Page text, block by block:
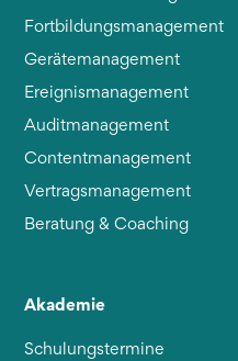
Fortbildungsmanagement
Gerätemanagement
Ereignismanagement
Auditmanagement
Contentmanagement
Vertragsmanagement
Beratung & Coaching
Akademie
Schulungstermine